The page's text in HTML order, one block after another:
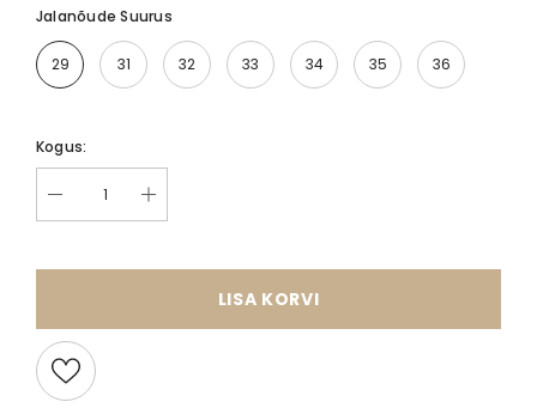
Jalanõude Suurus
29 31 32 33 34 35 36
Kogus:
LISA KORVI